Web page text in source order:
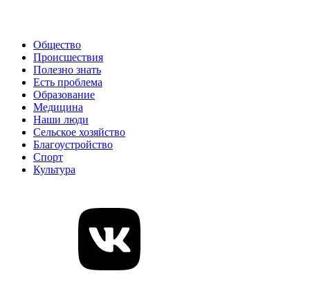
Общество
Происшествия
Полезно знать
Есть проблема
Образование
Медицина
Наши люди
Сельское хозяйство
Благоустройство
Спорт
Культура